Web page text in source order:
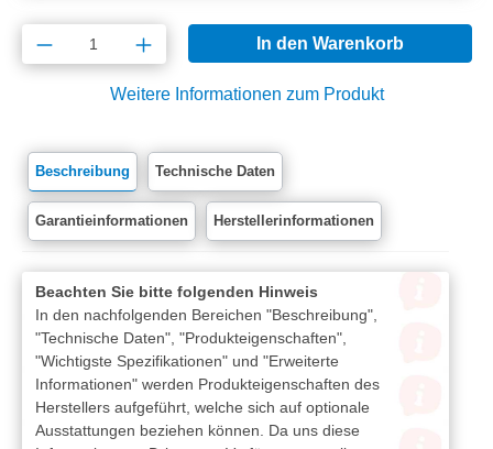
Produkt Anzahl: Gib den gewünschten
In den Warenkorb
Weitere Informationen zum Produkt
Beschreibung Technische Daten
Garantieinformationen Herstellerinformationen
Beachten Sie bitte folgenden Hinweis
In den nachfolgenden Bereichen "Beschreibung",
"Technische Daten", "Produkteigenschaften",
"Wichtigste Spezifikationen" und "Erweiterte
Informationen" werden Produkteigenschaften des
Herstellers aufgeführt, welche sich auf optionale
Ausstattungen beziehen können. Da uns diese